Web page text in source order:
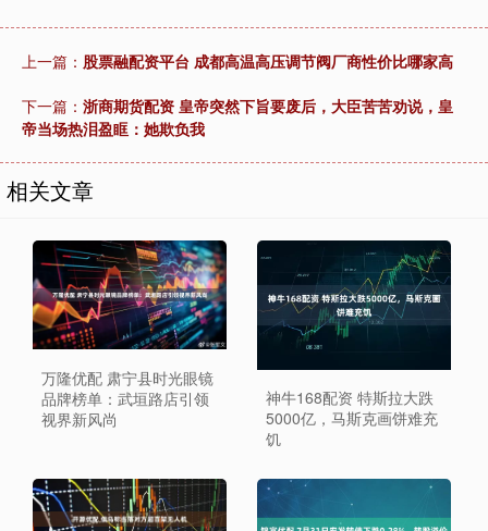
上一篇： 股票融配资平台 成都高温高压调节阀厂商性价比哪家高
下一篇： 浙商期货配资 皇帝突然下旨要废后，大臣苦苦劝说，皇
帝当场热泪盈眶：她欺负我
相关文章
万隆优配 肃宁县时光眼镜
品牌榜单：武垣路店引领
视界新风尚
神牛168配资 特斯拉大跌
5000亿，马斯克画饼难充
饥